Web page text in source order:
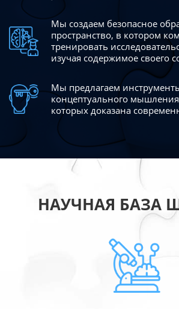
Мы создаем безопасное
пространство, в котором
тренировать
изучая содержимое своего
Мы предлагаем
концептуального
которых доказана
НАУЧНАЯ БАЗА